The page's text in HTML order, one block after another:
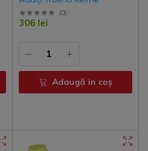
(0)
306 lei
Adaugă in coş